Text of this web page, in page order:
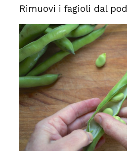
Rimuovi i fagioli dal pod